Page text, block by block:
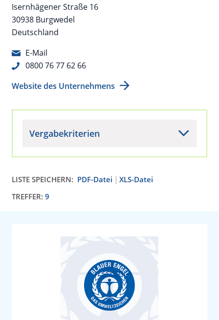
Isernhägener Straße 16
30938 Burgwedel
Deutschland
E-Mail
0800 76 77 62 66
Website des Unternehmens
Vergabekriterien
LISTE SPEICHERN: PDF-Datei
XLS-Datei
TREFFER: 9